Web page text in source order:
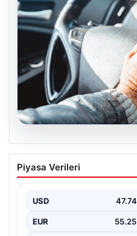
Emekliye ÖTV’siz
yasa çıkacak mı?
Piyasa Verileri
USD 47.74
EUR 55.25